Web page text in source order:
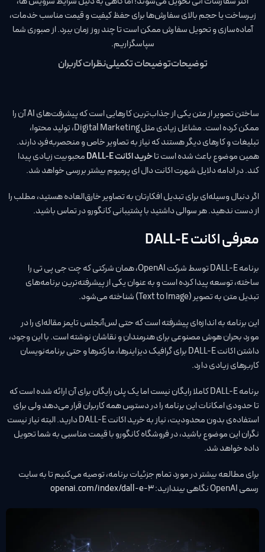
زیرساخت یا حجم بالای سفارش‌ها برای حفظ کیفیت و قیمت مناسب خدمات،
آماده‌سازی و تحویل سفارش ممکن است تا چند روز زمان ببرد. از صبوری شما
سپاسگزاریم.
توضیحاتتوضیحات تکمیلینظرات کاربران
ساختن تصویر از متن یکی از جذاب‌ترین کارهایی است که پیشرفت‌های AI آن را
ممکن کرده است. مشاغل زیادی مثل Digital Marketing، تولید محتوا،
تبلیغات و کارهای دیگر هستند که نیاز به تصاویر خاص و منحصر‌به‌فرد دارند.
همین موضوع باعث شده است تاخرید اکانت DALL-E
محبوبیت زیادی پیدا
کند. در ادامه دلایل شهرت اکانت دال ای پرمیوم بیشتر بررسی خواهد شد.
اگر دنبال وسیله‌ای برای تبدیل افکارتان به تصاویر خارق‌العاده هستید، مطلب را
از دست ندهید. هر سوالی داشتید با پشتیبانی کانگورو در تماس باشید.
معرفی اکانت DALL-E
برنامه DALL-E توسط شرکت OpenAI، همان شرکتی که چت جی پی تی را
ساخته، توسعه پیدا کرده است و به عنوان یکی از پیشرفته‌ترین برنامه‌های
تبدیل متن به تصویر (Text to Image) شناخته می‌شود.
این برنامه به اندازه‌ای پیشرفته است که حتی لس‌آنجلس تایمز مقاله‌ای را در
مورد بحران هوش مصنوعی برای هنرمندان و نقاشان نوشته است. با این وجود،
داشتن اکانت DALL-E برای گرافیک دیزاینرها، مارکترها و حتی برنامه‌نویسان
کاربرهای زیادی دارد.
برنامه DALL-E کاملا رایگان نیست اما یک پلن رایگان برای آن ارائه شده است که
تا حدودی امکانات این برنامه را در دسترس همه کاربران قرار می‌دهد ولی برای
استفاده‌ی بدون محدودیت، نیاز به خرید اکانت DALL-E دارید. البته نیاز نیست
نگران این موضوع باشید، در فروشگاه کانگورو با قیمت مناسبی به شما تحویل
داده خواهد شد.
برای مطالعه بیشتر در مورد تمام جزئیات برنامه، توصیه می‌کنیم تا به سایت
رسمی OpenAI نگاهی بیندازید: